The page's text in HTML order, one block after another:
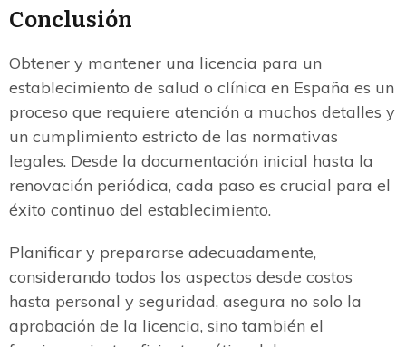
Conclusión
Obtener y mantener una licencia para un
establecimiento de salud o clínica en España es un
proceso que requiere atención a muchos detalles y
un cumplimiento estricto de las normativas
legales. Desde la documentación inicial hasta la
renovación periódica, cada paso es crucial para el
éxito continuo del establecimiento.
Planificar y prepararse adecuadamente,
considerando todos los aspectos desde costos
hasta personal y seguridad, asegura no solo la
aprobación de la licencia, sino también el